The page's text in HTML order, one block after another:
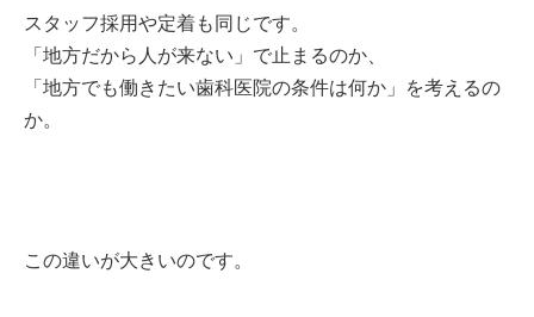
スタッフ採用や定着も同じです。
「地方だから人が来ない」で止まるのか、
「地方でも働きたい歯科医院の条件は何か」を考えるの
か。
この違いが大きいのです。